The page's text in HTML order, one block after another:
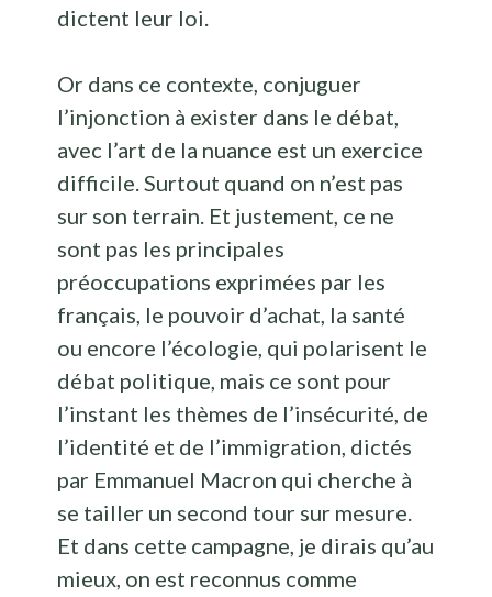
dictent leur loi.
Or dans ce contexte, conjuguer
l’injonction à exister dans le débat,
avec l’art de la nuance est un exercice
difficile. Surtout quand on n’est pas
sur son terrain. Et justement, ce ne
sont pas les principales
préoccupations exprimées par les
français, le pouvoir d’achat, la santé
ou encore l’écologie, qui polarisent le
débat politique, mais ce sont pour
l’instant les thèmes de l’insécurité, de
l’identité et de l’immigration, dictés
par Emmanuel Macron qui cherche à
se tailler un second tour sur mesure.
Et dans cette campagne, je dirais qu’au
mieux, on est reconnus comme